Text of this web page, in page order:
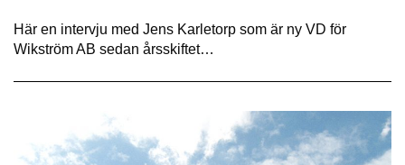
Här en intervju med Jens Karletorp som är ny VD för
Wikström AB sedan årsskiftet…